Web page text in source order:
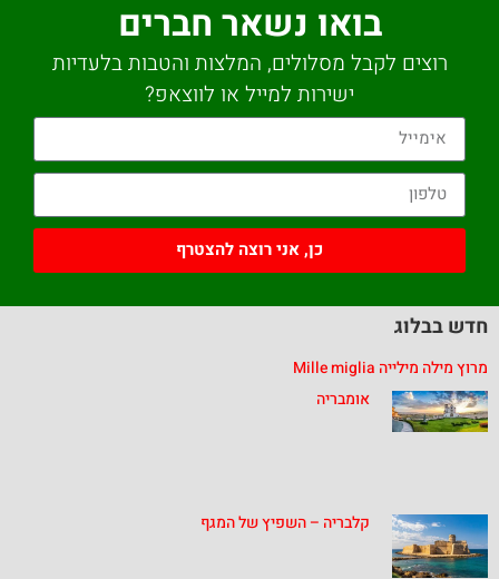
בואו נשאר חברים
רוצים לקבל מסלולים, המלצות והטבות בלעדיות
ישירות למייל או לווצאפ?
כן, אני רוצה להצטרף
חדש בבלוג
מרוץ מילה מילייה Mille miglia
אומבריה
קלבריה – השפיץ של המגף